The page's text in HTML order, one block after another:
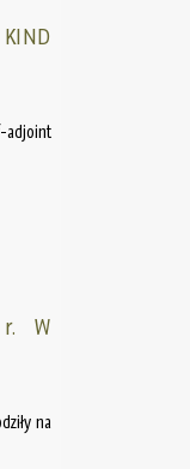
KIND
adjoint
r. W
na